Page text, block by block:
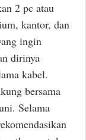
2 pc atau
kantor, dan
ingin
dirinya
kabel.
bersama
Selama